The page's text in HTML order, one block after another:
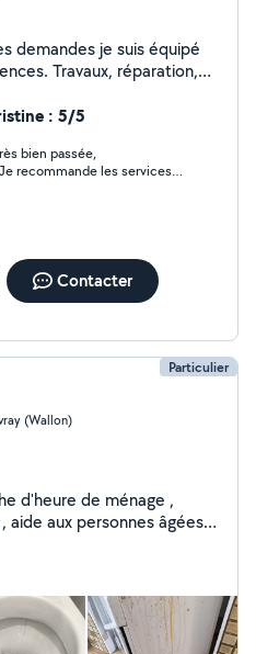
demandes je suis équipé
Travaux, réparation,
: 5/5
bien passée,
recommande les services
Contacter
Particulier
(Wallon)
d'heure de ménage ,
aide aux personnes âgées
des documents
taille de haie ou encore